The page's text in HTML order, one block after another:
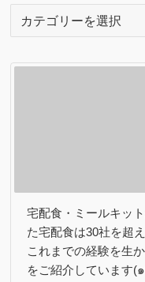
リ
宅配食・ミールキッ
た宅配食は30社を超え
これまでの経験を生